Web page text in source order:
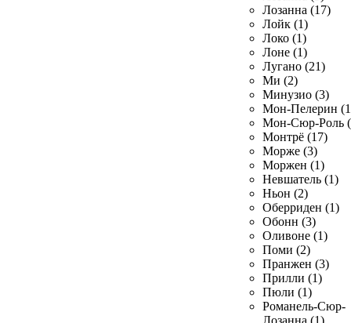
Лозанна (17)
Лойк (1)
Локо (1)
Лоне (1)
Лугано (21)
Ми (2)
Минузио (3)
Мон-Пелерин
Мон-Сюр-Роль
Монтрё (17)
Морже (3)
Моржен (1)
Невшатель (1)
Ньон (2)
Оберриден (1)
Обонн (3)
Оливоне (1)
Поми (2)
Пранжен (3)
Прилли (1)
Пюли (1)
Романель-Сюр-
Лозанна (1)